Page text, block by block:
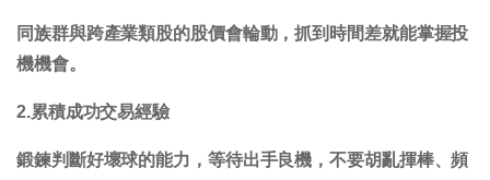
同族群與跨產業類股的股價會輪動，抓到時間差就能掌握投
機機會。
2.累積成功交易經驗
鍛鍊判斷好壞球的能力，等待出手良機，不要胡亂揮棒、頻